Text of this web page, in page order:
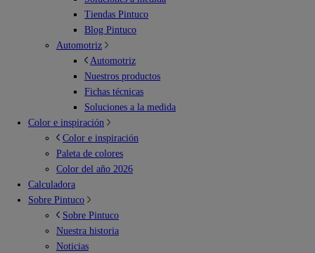
Tiendas Pintuco
Blog Pintuco
Automotriz
Automotriz
Nuestros productos
Fichas técnicas
Soluciones a la medida
Color e inspiración
Color e inspiración
Paleta de colores
Color del año 2026
Calculadora
Sobre Pintuco
Sobre Pintuco
Nuestra historia
Noticias